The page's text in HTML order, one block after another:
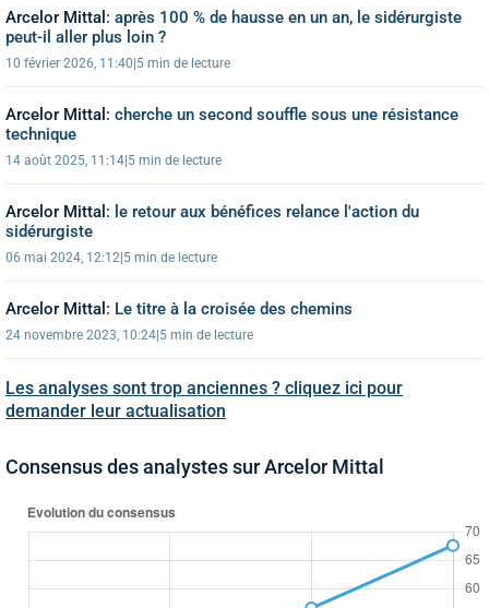
Arcelor Mittal : après 100 % de hausse en un an, le sidérurgiste
peut-il aller plus loin ?
10 février 2026, 11:40 5 min de lecture
Arcelor Mittal : cherche un second souffle sous une résistance
technique
14 août 2025, 11:14 5 min de lecture
Arcelor Mittal : le retour aux bénéfices relance l'action du
sidérurgiste
06 mai 2024, 12:12 5 min de lecture
Arcelor Mittal : Le titre à la croisée des chemins
24 novembre 2023, 10:24 5 min de lecture
Les analyses sont trop anciennes ? cliquez ici pour
demander leur actualisation
Consensus des analystes sur Arcelor Mittal